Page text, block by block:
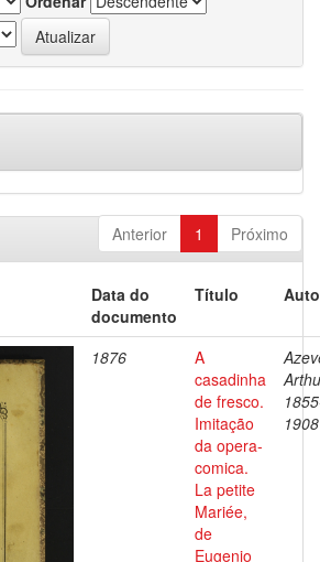
Anterior 1 Próximo
Data do
documento
Título
1876
A
casadinha
de fresco.
Imitação
da opera-
comica.
La petite
Mariée,
de
Eugenio
1908